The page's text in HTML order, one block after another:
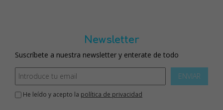
Newsletter
Suscríbete a nuestra newsletter y enterate de todo
ENVIAR
He leído y acepto la política de privacidad